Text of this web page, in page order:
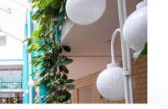
k
a
h
v
i